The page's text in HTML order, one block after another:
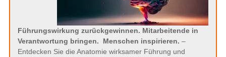
Führungswirkung zurückgewinnen. Mitarbeitende in
Verantwortung bringen. Menschen inspirieren. –
Entdecken Sie die Anatomie wirksamer Führung und